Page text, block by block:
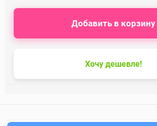
Хочу дешевле!
Добавить в корзину